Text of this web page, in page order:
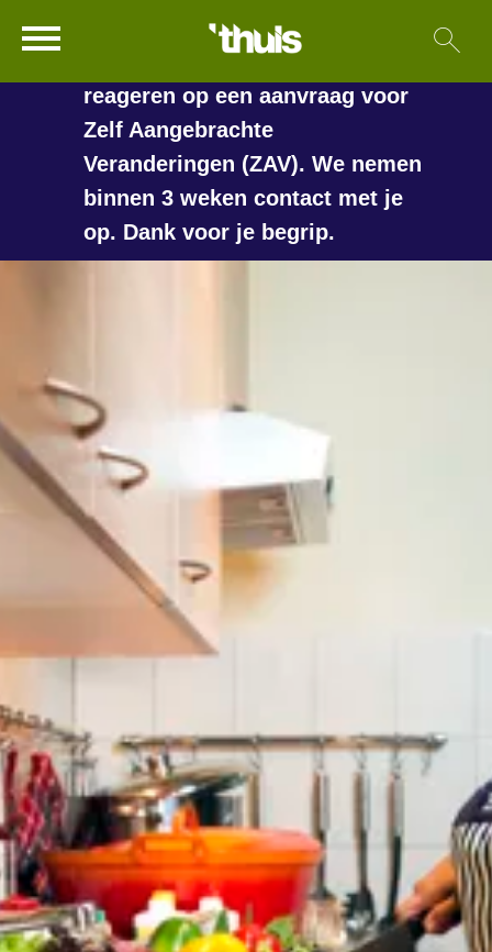
Naar hoofdinhoud
Naar hoofdnavigatiemenu
Naar zoeken
Naar de homepage
Ga naar Hoofd
langer duren voordat we
reageren op een aanvraag voor
Zelf Aangebrachte
Veranderingen (ZAV). We nemen
binnen 3 weken contact met je
op. Dank voor je begrip.